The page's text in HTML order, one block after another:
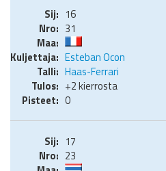
16
31
Esteban Ocon
Haas-Ferrari
+2 kierrosta
0
17
23